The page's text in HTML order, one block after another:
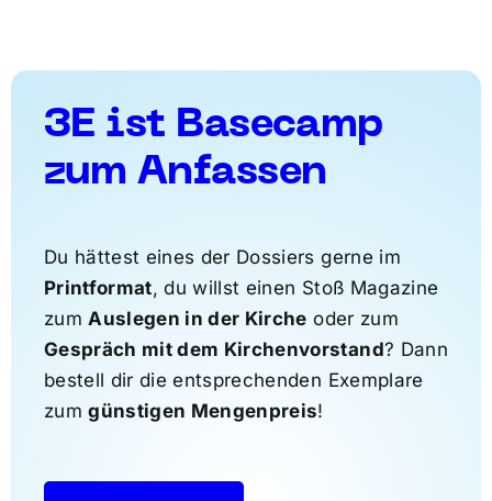
3E ist Basecamp
zum Anfassen
Du hättest eines der Dossiers gerne im
Printformat, du willst einen Stoß Magazine
zum Auslegen in der Kirche oder zum
Gespräch mit dem Kirchenvorstand? Dann
bestell dir die entsprechenden Exemplare
zumgünstigen Mengenpreis!